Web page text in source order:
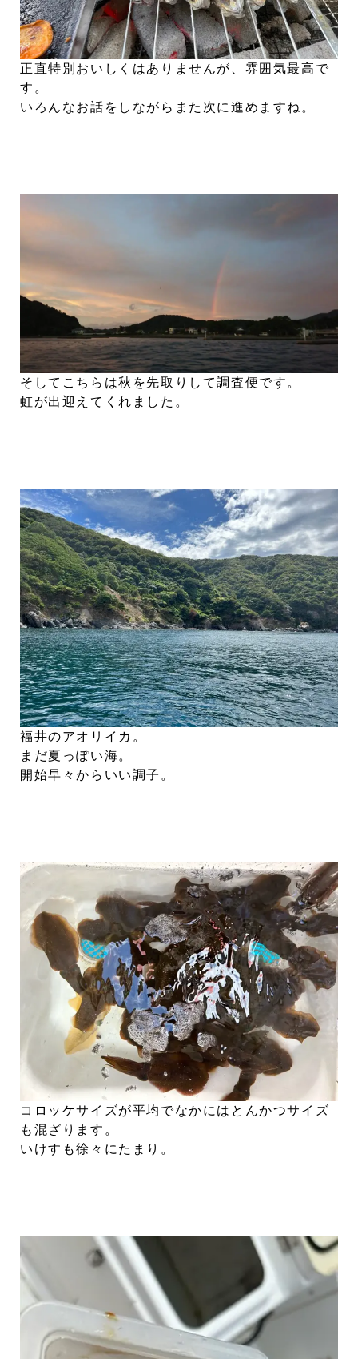
正直特別おいしくはありませんが、雰囲気最高で
す。
いろんなお話をしながらまた次に進めますね。
そしてこちらは秋を先取りして調査便です。
虹が出迎えてくれました。
福井のアオリイカ。
まだ夏っぽい海。
開始早々からいい調子。
コロッケサイズが平均でなかにはとんかつサイズ
も混ざります。
いけすも徐々にたまり。